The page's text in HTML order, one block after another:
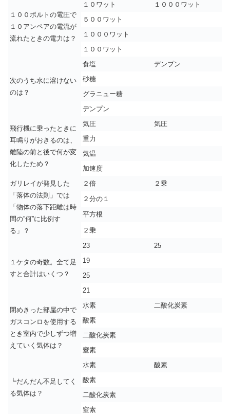
１００ボルトの電圧で
１０アンペアの電流が
流れたときの電力は？
１０ワット
１０００ワット
５００ワット
１０００ワット
１００ワット
次のうち水に溶けない
のは？
食塩
デンプン
砂糖
グラニュー糖
デンプン
飛行機に乗ったときに
耳鳴りがおきるのは、
離陸の前と後で何が変
化したため？
気圧
気圧
重力
気温
加速度
ガリレイが発見した
「落体の法則」では
「物体の落下距離は時
間の”何”に比例す
る」？
２倍
２乗
２分の１
平方根
２乗
１ケタの奇数。全て足
すと合計はいくつ？
23
25
19
25
21
閉めきった部屋の中で
ガスコンロを使用する
とき室内で少しずつ増
えていく気体は？
水素
二酸化炭素
酸素
二酸化炭素
窒素
┗だんだん不足してく
る気体は？
水素
酸素
酸素
二酸化炭素
窒素